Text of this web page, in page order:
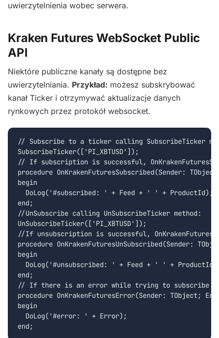
uwierzytelnienia wobec serwera.
Kraken Futures WebSocket Public
API
Niektóre publiczne kanały są dostępne bez
uwierzytelniania. Przykład: możesz subskrybować
kanał Ticker i otrzymywać aktualizacje danych
rynkowych przez protokół websocket.
// Subscribe to a ticker calling SubscribeTicker
SubscribeTicker(['PI_XBTUSD']);
// If subscription is successful,
procedure OnKrakenFuturesSubscribed(Sender:
begin
  DoLog('#subscribed: ' + Feed + ' ' + ProductId);
end;
//UnSubscribe calling UnSubscribeTicker method:
UnSubscribeTicker(['PI_XBTUSD']);
//If unsubscription is successful,
procedure OnKrakenFuturesUnSubscribed(Sender:
begin
DoLog('#unsubscribed: ' + Feed + ' ' +
end;
// If there is an error while trying to subscribe /
procedure OnKrakenFuturesError(Sender: TObject;
begin
  DoLog('#error: ' + Error);